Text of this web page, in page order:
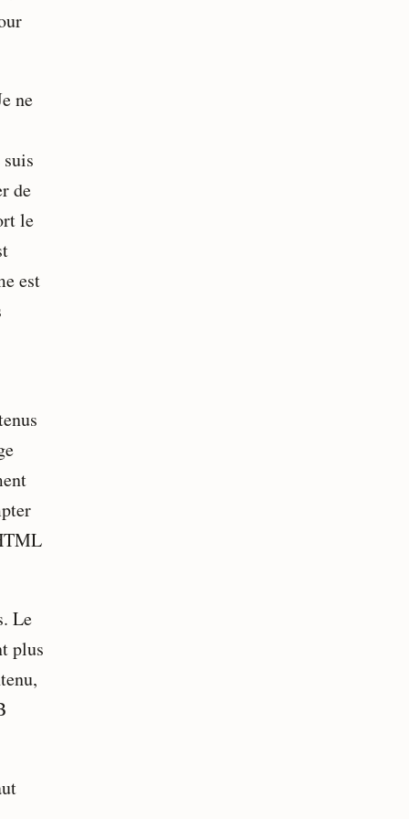
ne
de
le
est
Le
plus